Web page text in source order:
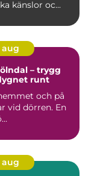
känslor oc...
aug
– trygg
runt
och på
vid dörren. En
aug